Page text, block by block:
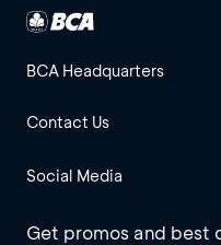
BCA Headquarters
Contact Us
Social Media
Get promos and best